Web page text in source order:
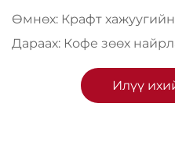
Өмнөх: Крафт хажуугийн эрдэнэ
Дараах: Кофе зөөх
Илүү